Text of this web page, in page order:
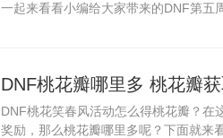
一起来看看小编给大家带来的DNF第五
DNF桃花瓣哪里多 桃花瓣
DNF桃花笑春风活动怎么得桃花瓣？在
奖励，那么桃花瓣哪里多呢？下面就来